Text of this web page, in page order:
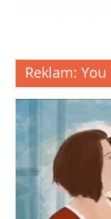
Reklam: